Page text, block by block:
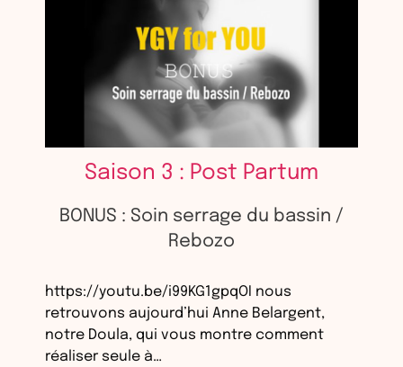
Saison 3 : Post Partum
BONUS : Soin serrage du bassin /
Rebozo
https://youtu.be/i99KG1gpqOI nous
retrouvons aujourd’hui Anne Belargent,
notre Doula, qui vous montre comment
réaliser seule à…